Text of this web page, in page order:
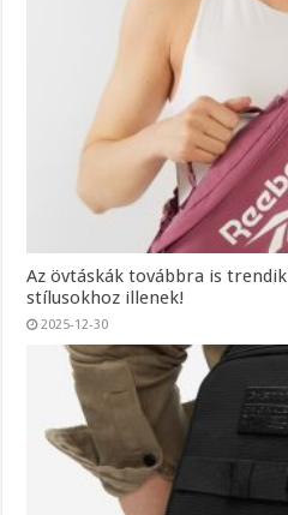
Az övtáskák továbbra is
stílusokhoz illenek!
2025-12-30